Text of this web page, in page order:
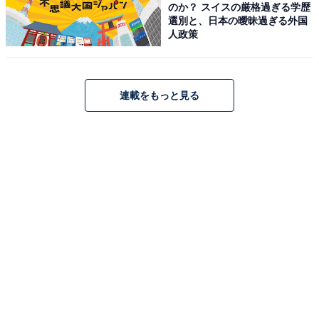
のか？ スイスの厳格過ぎる学歴
選別と、日本の曖昧過ぎる外国
人政策
連載をもっと見る